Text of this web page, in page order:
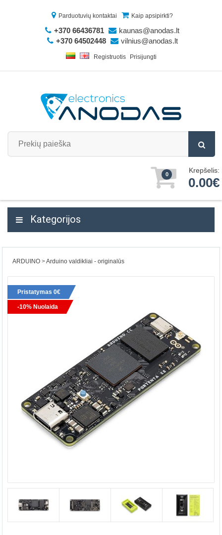
Parduotuvių kontaktai Kaip apsipirkti?
+370 66436781
kaunas@anodas.lt
+370 64502448
vilnius@anodas.lt
Registruotis Prisijungti
0 Krepšelis:
0.00€
Kategorijos
ARDUINO Arduino valdikliai - originalūs
Pristatymas 0€
-10% Nuolaida